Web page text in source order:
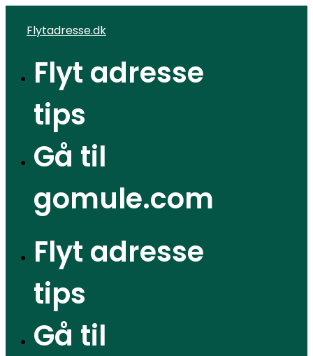
Flytadresse.dk
Flyt adresse
tips
Gå til
gomule.com
Flyt adresse
tips
Gå til